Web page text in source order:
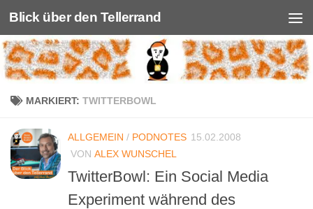
Unter dem Inhalt
Blick über den Tellerrand
MARKIERT: TWITTERBOWL
ALLGEMEIN / PODNOTES 15.02.2008
VON ALEX WUNSCHEL
TwitterBowl: Ein Social Media
Experiment während des